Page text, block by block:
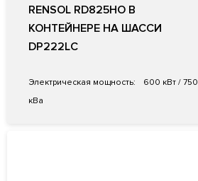
RENSOL RD825HO В
КОНТЕЙНЕРЕ НА ШАССИ
DP222LC
Электрическая мощность:
600 кВт / 750
кВа